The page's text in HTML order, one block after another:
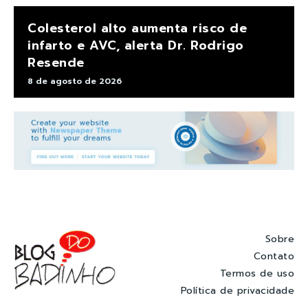
Colesterol alto aumenta risco de
infarto e AVC, alerta Dr. Rodrigo
Resende
8 de agosto de 2026
Sobre
Contato
Termos de uso
Política de privacidade